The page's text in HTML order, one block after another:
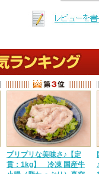
プリプリな美味さ♪【定
貫：1kg】 冷凍 国産牛